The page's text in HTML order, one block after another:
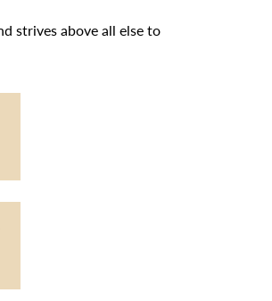
strives above all else to